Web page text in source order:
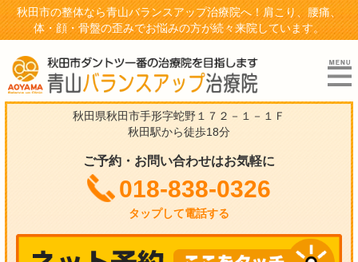
秋田市の整体なら青山バランスアップ治療院へ！肩こり、腰痛、
体・顔・骨盤の歪みでお悩みの方が続々来院しています。
秋田県秋田市手形字蛇野１７２－１－１Ｆ
秋田駅から徒歩18分
ご予約・お問い合わせはお気軽に
018-838-0326
タップして電話する